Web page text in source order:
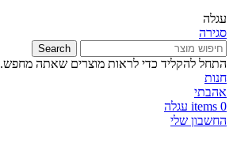
עגלה
סגירה
Search
התחל להקליד כדי לראות מוצרים שאתה מחפש.
חנות
אהבתי
0
items עגלה
החשבון שלי